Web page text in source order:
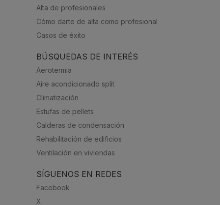
Alta de profesionales
Cómo darte de alta como profesional
Casos de éxito
BÚSQUEDAS DE INTERÉS
Aerotermia
Aire acondicionado split
Climatización
Estufas de pellets
Calderas de condensación
Rehabilitación de edificios
Ventilación en viviendas
SÍGUENOS EN REDES
Facebook
X